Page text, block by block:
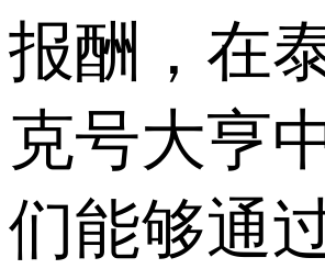
报酬，在
克号大亨
们能够通